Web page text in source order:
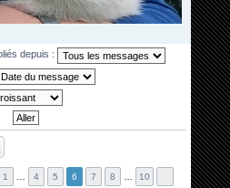
depuis :
1 4 5 6 7 8 10